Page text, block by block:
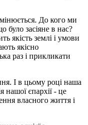
До кого ми
засіяне в нас?
якість землі і умови
якісно
раз і прикликати
І в цьому році наша
єпархії - це
власного життя і